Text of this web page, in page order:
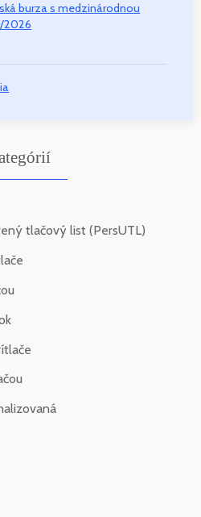
burza s medzinárodnou
2026
tlačový list (PersUTL)